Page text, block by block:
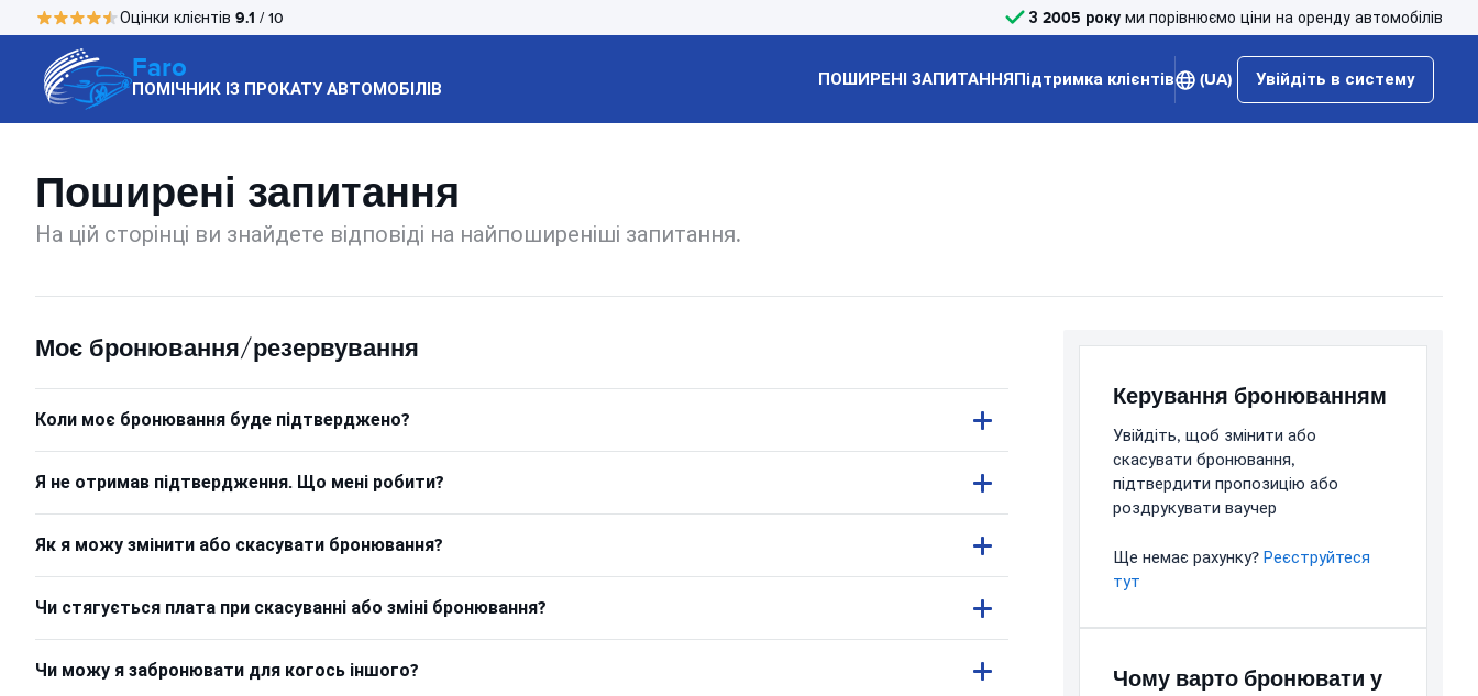
Оцінки клієнтів 9.1 / 10 З 2005 року ми порівнюємо ціни на оренду автомобілів
Faro
ПОМІЧНИК ІЗ ПРОКАТУ АВТОМОБІЛІВ ПОШИРЕНІ ЗАПИТАННЯПідтримка клієнтів (UA) Увійдіть в систему
Поширені запитання
На цій сторінці ви знайдете відповіді на найпоширеніші запитання.
Моє бронювання/резервування
Коли моє бронювання буде підтверджено?
Я не отримав підтвердження. Що мені робити?
Як я можу змінити або скасувати бронювання?
Чи стягується плата при скасуванні або зміні бронювання?
Чи можу я забронювати для когось іншого?
Керування бронюванням
Увійдіть, щоб змінити або
скасувати бронювання,
підтвердити пропозицію або
роздрукувати ваучер
Ще немає рахунку? Реєструйтеся
тут
Чому варто бронювати у